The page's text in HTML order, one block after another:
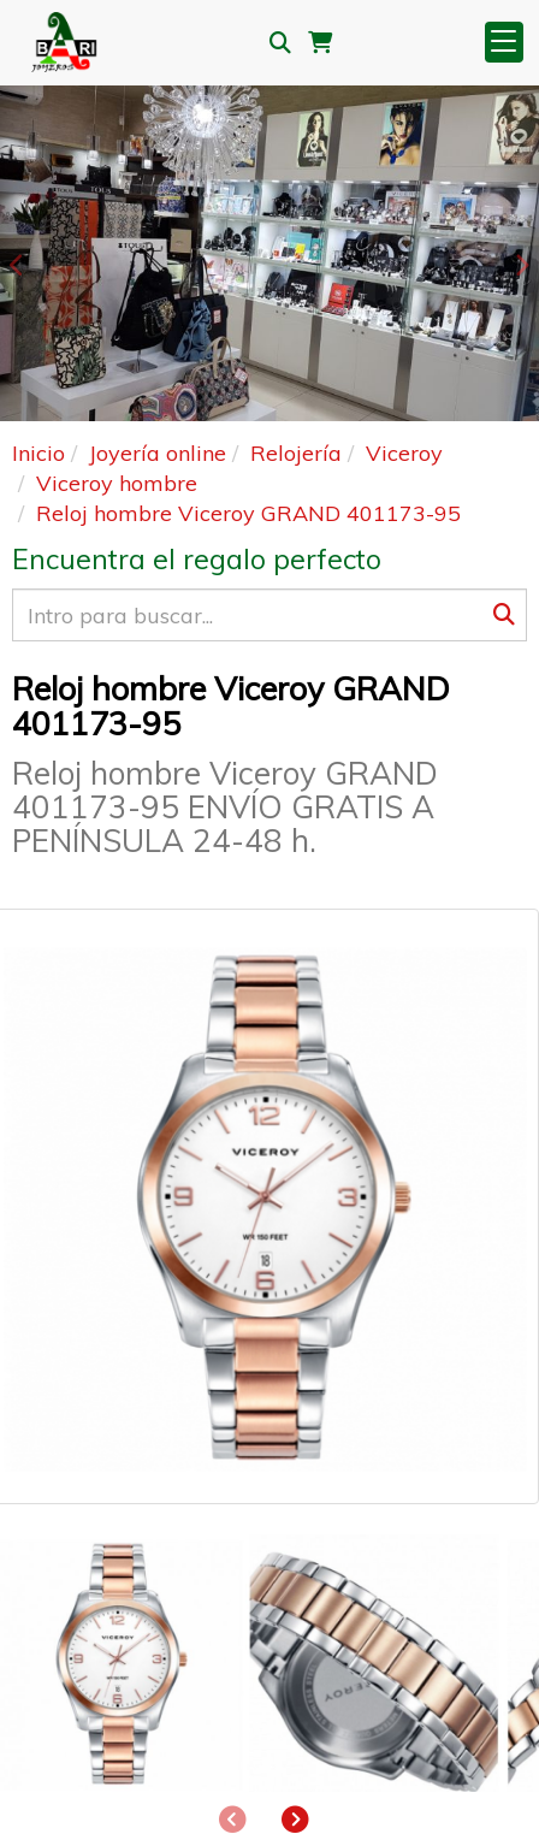
Anterior
Inicio Joyería online Relojería
Viceroy
Viceroy hombre
Reloj hombre Viceroy GRAND 401173-95
Encuentra el regalo perfecto
Reloj hombre Viceroy GRAND
401173-95
Reloj hombre Viceroy GRAND
401173-95 ENVÍO GRATIS A
PENÍNSULA 24-48 h.
AnteriorSiguiente